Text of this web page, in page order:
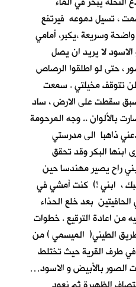
، تسيل دموعه فيرتفع
وسريعة ،يكبر، أمامي
لا يريد ان يصل
، حتى لو اطلقوا الرصاص
تتوقف مخيلتي . سمعت
سقطت على الارض ، ساد
بالألوان .. وجه المرحومة
ذاهبا الى مدرستي
ابنها البكر وقد تحقق
راح يصير مهندسا حين
، ابني !) كنت أمشي في
الحافيتين بعد خلع الحذاء
من اعادة الترقيع . خطوات
الطيني( الميسمي ) من
طرف القرية حيث تختلط
الصور بالأبيض و الاسود…